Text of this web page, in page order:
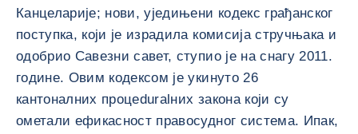
Канцеларије; нови, уједињени кодекс грађанског
поступка, који је израдила комисија стручњака и
одобрио Савезни савет, ступио је на снагу 2011.
године. Овим кодексом је укинуто 26
кантоналних процeduralних закона који су
ометали ефикасност правосудног система. Ипак,